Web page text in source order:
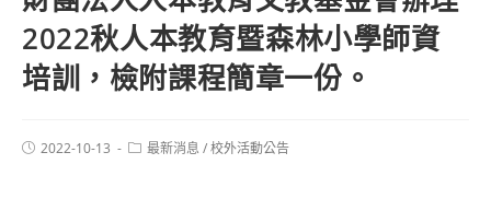
2022秋人本教育暨森林小學師資
培訓，檢附課程簡章一份。
2022-10-13 最新消息 /校外活動公告